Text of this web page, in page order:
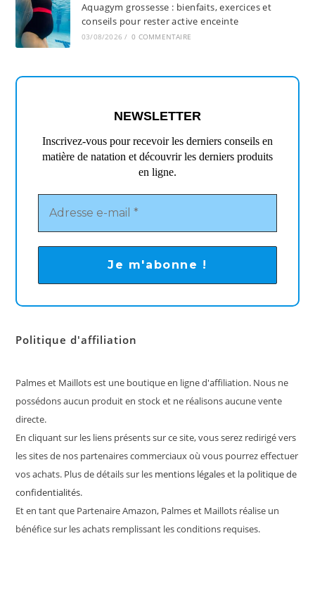
Aquagym grossesse : bienfaits, exercices et
conseils pour rester active enceinte
03/08/2026 / 0 COMMENTAIRE
NEWSLETTER
Inscrivez-vous pour recevoir les derniers conseils en
matière de natation et découvrir les derniers produits
en ligne.
Politique d'affiliation
Palmes et Maillots est une boutique en ligne d'affiliation. Nous ne
possédons aucun produit en stock et ne réalisons aucune vente
directe.
En cliquant sur les liens présents sur ce site, vous serez redirigé vers
les sites de nos partenaires commerciaux où vous pourrez effectuer
vos achats. Plus de détails sur les mentions légaleset la politique de
confidentialités.
Et en tant que Partenaire Amazon, Palmes et Maillots réalise un
bénéfice sur les achats remplissant les conditions requises.